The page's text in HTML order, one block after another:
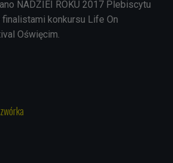
NADZIEI ROKU 2017 Plebiscytu
finalistami konkursu Life On
Oświęcim.